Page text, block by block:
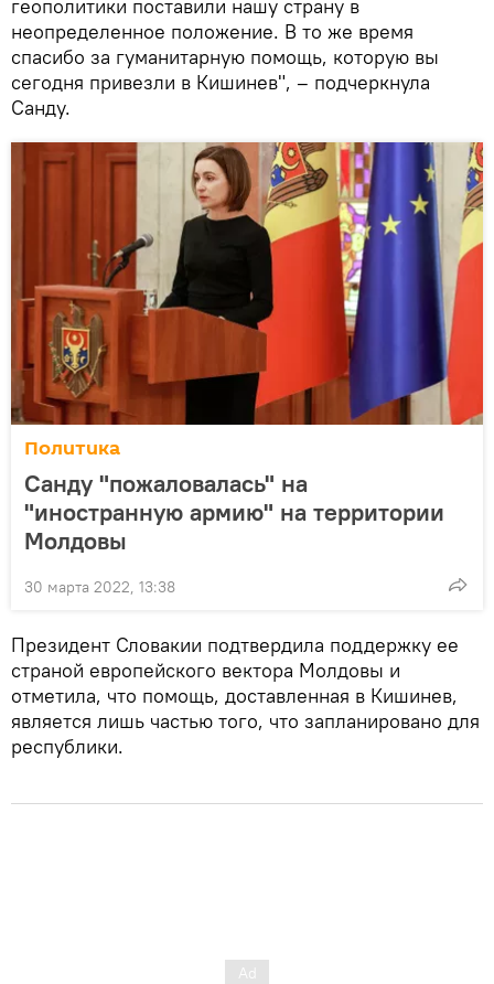
геополитики поставили нашу страну в
неопределенное положение. В то же время
спасибо за гуманитарную помощь, которую вы
сегодня привезли в Кишинев", – подчеркнула
Санду.
Политика
Санду "пожаловалась" на
"иностранную армию" на территории
Молдовы
30 марта 2022, 13:38
Президент Словакии подтвердила поддержку ее
страной европейского вектора Молдовы и
отметила, что помощь, доставленная в Кишинев,
является лишь частью того, что запланировано для
республики.